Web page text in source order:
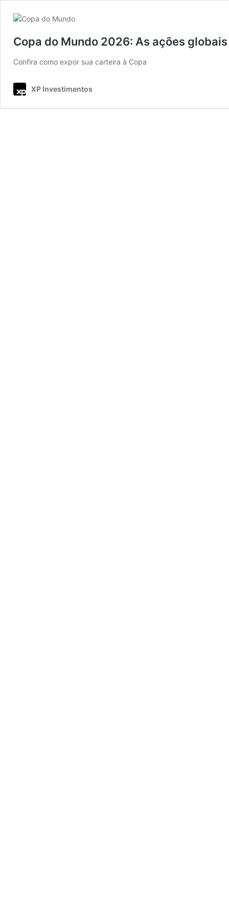
Copa do Mundo 2026: As ações
Confira como expor sua carteira à Copa
XP Investimentos